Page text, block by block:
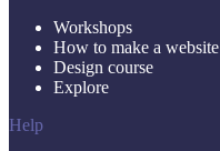
Workshops
How to make a website
Design course
Explore
Help